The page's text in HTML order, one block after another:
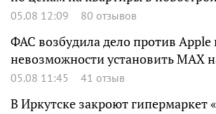
05.08 12:09 80 отзывов
ФАС возбудила дело против Apple
невозможности установить MAX
05.08 11:45 41 отзыв
В Иркутске закроют гипермаркет